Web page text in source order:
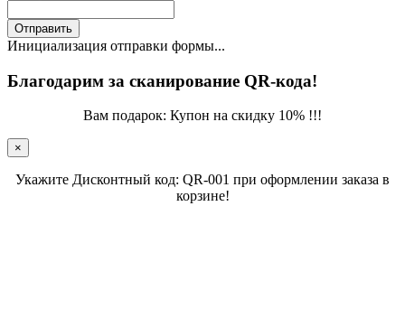
Отправить
Инициализация отправки формы...
Благодарим за сканирование QR-кода!
Вам подарок: Купон на скидку 10% !!!
×
Укажите Дисконтный код: QR-001 при оформлении заказа в
корзине!